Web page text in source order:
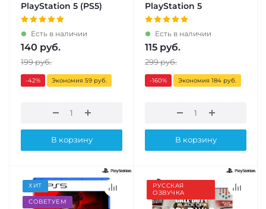
PlayStation 5 (PS5)
Есть в наличии
140 руб.
199руб.
-42% Экономия 59 руб.
В корзину
PlayStation 5
Есть в наличии
115 руб.
299руб.
-160% Экономия 184 руб.
В корзину
ХИТ
СОВЕТУЕМ
РУССКАЯ
ОЗВУЧКА